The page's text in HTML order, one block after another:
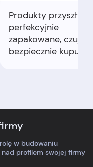
Produkty przyszły
perfekcyjnie
zapakowane, czuję
bezpiecznie
w budowaniu
profilem swojej firmy